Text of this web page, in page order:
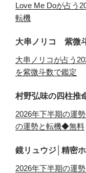
Love Me Doが占う
転機
大串ノリコ 紫微
大串ノリコが占う
を紫微斗数で鑑定
村野弘味の四柱推
2026年下半期の運
の運勢と転機◆無料
鏡リュウジ│精密
2026年下半期の運